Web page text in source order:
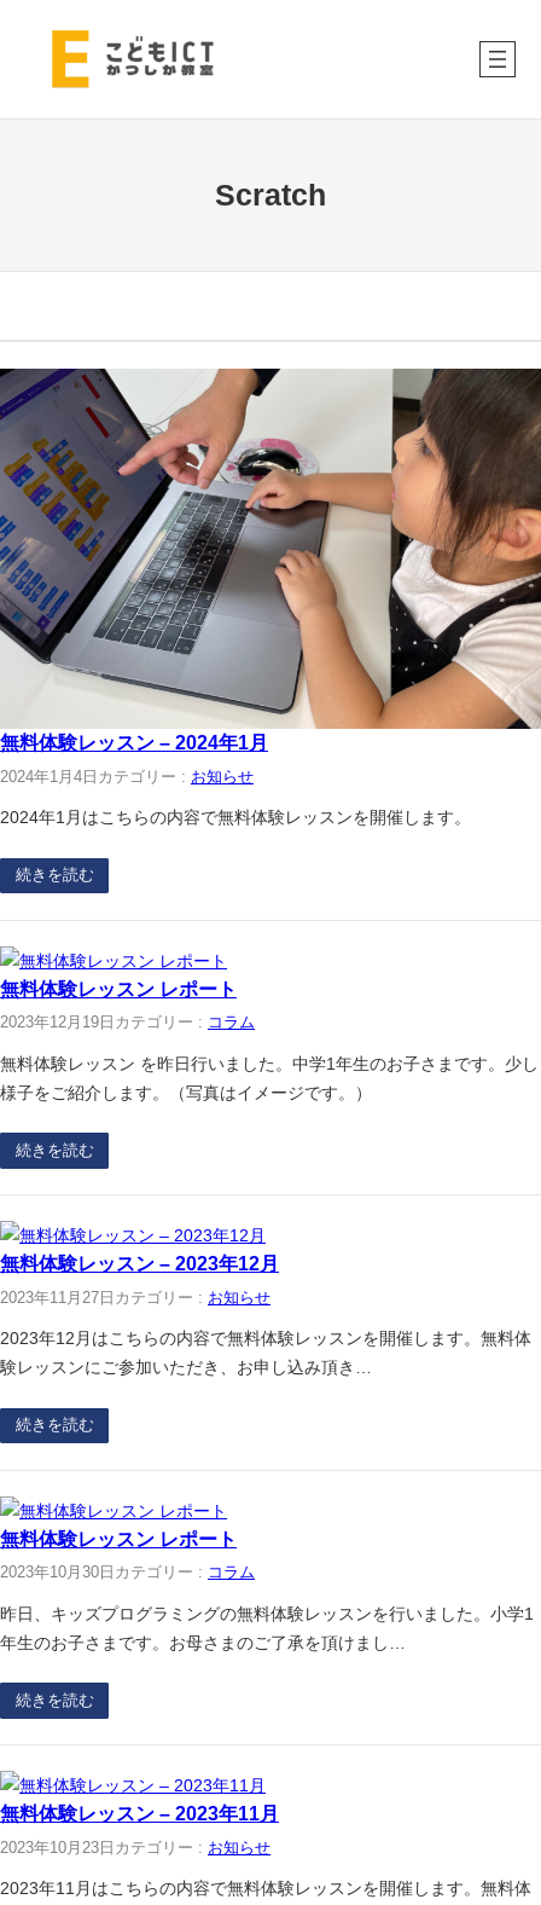
Scratch
無料体験レッスン – 2024年1月
2024年1月4日 カテゴリー : お知らせ
2024年1月はこちらの内容で無料体験レッスンを開催します。
続きを読む
無料体験レッスン レポート
2023年12月19日 カテゴリー : コラム
無料体験レッスン を昨日行いました。中学1年生のお子さまです。少し
様子をご紹介します。（写真はイメージです。）
続きを読む
無料体験レッスン – 2023年12月
2023年11月27日 カテゴリー : お知らせ
2023年12月はこちらの内容で無料体験レッスンを開催します。無料体
験レッスンにご参加いただき、お申し込み頂き…
続きを読む
無料体験レッスン レポート
2023年10月30日 カテゴリー : コラム
昨日、キッズプログラミングの無料体験レッスンを行いました。小学1
年生のお子さまです。お母さまのご了承を頂けまし…
続きを読む
無料体験レッスン – 2023年11月
2023年10月23日 カテゴリー : お知らせ
2023年11月はこちらの内容で無料体験レッスンを開催します。無料体